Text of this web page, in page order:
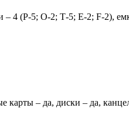
– 4 (P-5; О-2; Т-5; Е-2; F-2),
– да, диски – да,